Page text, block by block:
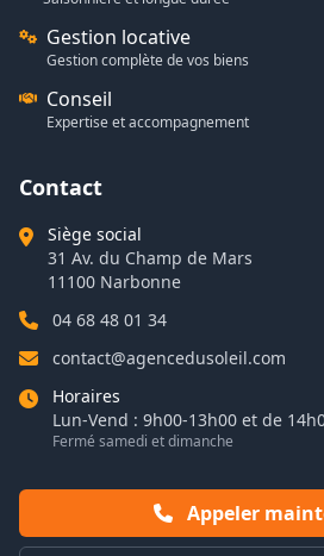
Gestion locative
Gestion complète de vos biens
Conseil
Expertise et accompagnement
Contact
Siège social
31 Av. du Champ de Mars
11100 Narbonne
04 68 48 01 34
contact@agencedusoleil.com
Horaires
Lun-Vend : 9h00-13h00 et de
Fermé samedi et dimanche
Appeler